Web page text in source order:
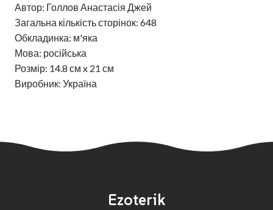
Автор: Голлов Анастасія Джей
Загальна кількість сторінок: 648
Обкладинка: м'яка
Мова: російська
Розмір: 14.8 см x 21 см
Виробник: Україна
Ezoterik